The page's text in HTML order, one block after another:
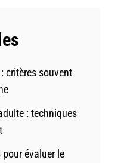
critères souvent
: techniques
évaluer le